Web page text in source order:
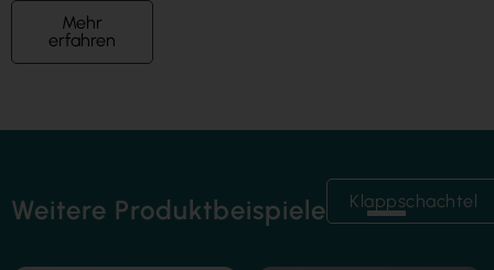
Mehr
erfahren
Weitere Produktbeispiele Klappschachtel
Heißfolienprägung